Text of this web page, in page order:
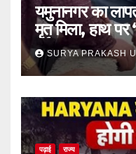
यमुनानगर का
मृत मिला, हाथ
हुई पहचान
SURYA PRAKASH
पढ़ाई राज्य